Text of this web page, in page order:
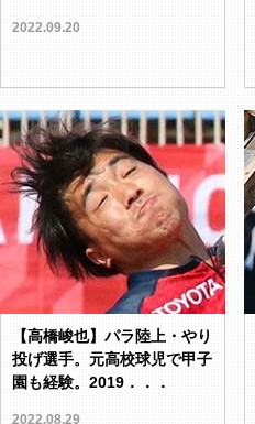
2022.09.20
【高橋峻也】パラ陸上・やり
投げ選手。元高校球児で甲子
園も経験。2019．．．
2022.08.29